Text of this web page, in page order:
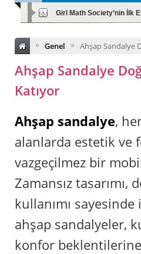
Girl Math Society’nin İlk
» Genel » Ahşap Sandalye
Ahşap Sandalye
Katıyor
Ahşap sandalye,
alanlarda estetik ve
vazgeçilmez bir
Zamansız tasarımı,
kullanımı
ahşap sandalyeler,
konfor